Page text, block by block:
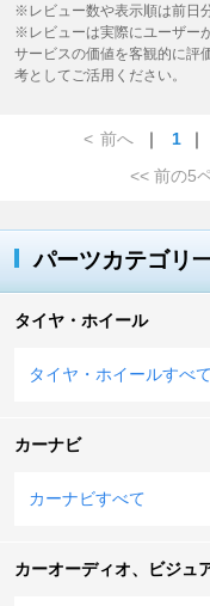
※レビュー数や表示順は前日
※レビューは実際にユーザー
サービスの価値を客観的に評
考としてご活用ください。
< 前へ ｜ 1 ｜
<< 前の5
パーツカテゴリ
タイヤ・ホイール
タイヤ・ホイールすべて
カーナビ
カーナビすべて
カーオーディオ、ビジュ